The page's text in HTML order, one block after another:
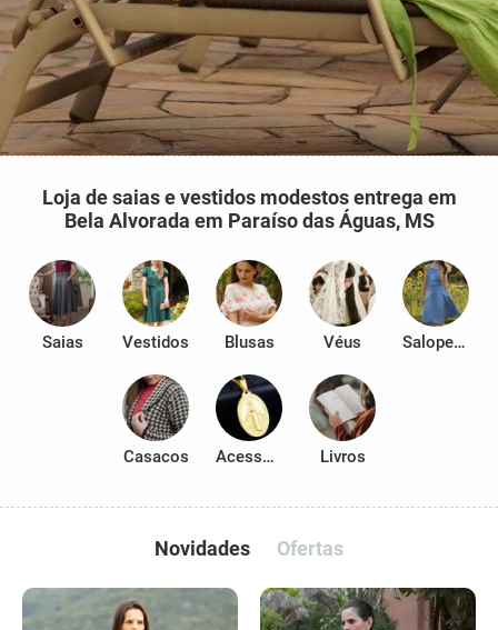
Loja de saias e vestidos modestos entrega em
Bela Alvorada em Paraíso das Águas, MS
Saias Vestidos Blusas Véus Salopetes
Casacos Acessórios Livros
Novidades Ofertas